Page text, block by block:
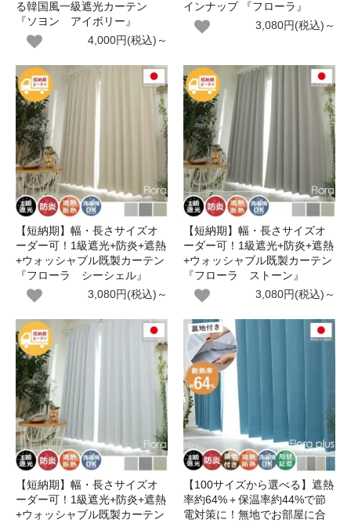
る韓国風一級遮光カーテン
『ソヨン アイボリー』
4,000円(税込)～
インナップ 『フローラ』
3,080円(税込)～
【短納期】幅・長さサイズオ
ーダー可！1級遮光+防炎+遮熱
+ウォッシャブル既製カーテン
『フローラ シーシェル』
3,080円(税込)～
【短納期】幅・長さサイズオ
ーダー可！1級遮光+防炎+遮熱
+ウォッシャブル既製カーテン
『フローラ ストーン』
3,080円(税込)～
【短納期】幅・長さサイズオ
ーダー可！1級遮光+防炎+遮熱
+ウォッシャブル既製カーテン
【100サイズから選べる】遮熱
率約64%＋保温率約44%で節
電対策に！無地でお部屋に合